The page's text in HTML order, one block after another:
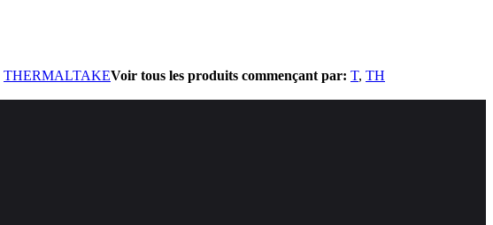
THERMALTAKEVoir tous les produits commençant par: T TH